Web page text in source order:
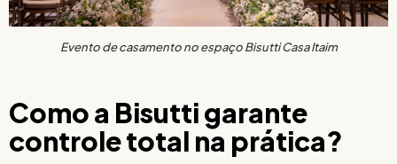
Evento de casamento no espaço Bisutti Casa Itaim
Como a Bisutti garante
controle total na prática?